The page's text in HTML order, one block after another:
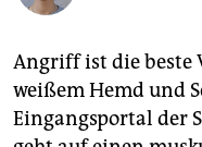
unterstützen
abo
genossenschaft
Angriff ist die beste
weißem Hemd und
Eingangsportal der